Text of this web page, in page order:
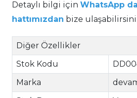
Detaylı bilgi için WhatsApp
hattımızdan bize
Diğer Özellikler
Stok Kodu
Marka